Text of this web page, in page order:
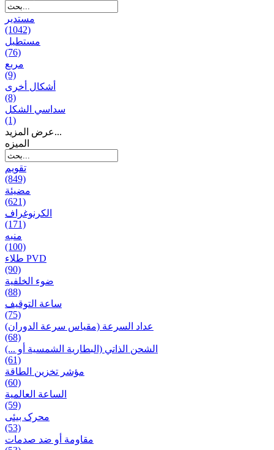
مستدير
(1042)
مستطيل
(76)
مربع
(9)
أشكال أخرى
(8)
سداسي الشكل
(1)
عرض المزيد...
المیزه
تقويم
(849)
مضيئة
(621)
الكرنوغراف
(171)
منبه
(100)
طلاء PVD
(90)
ضوء الخلفية
(88)
ساعة التوقيف
(75)
عداد السرعة (مقياس سرعة الدوران)
(68)
الشحن الذاتي (البطارية الشمسية أو ...)
(61)
مؤشر تخزين الطاقة
(60)
الساعة العالمية
(59)
محرک بیئی
(53)
مقاومة أو ضد صدمات